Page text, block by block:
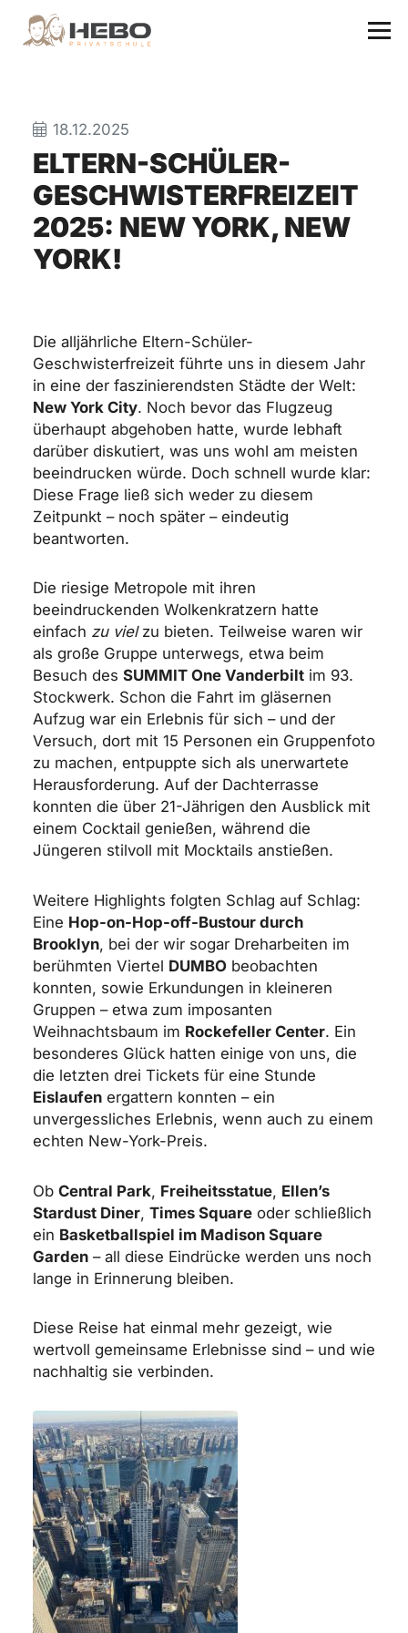
18.12.2025
ELTERN-SCHÜLER-
GESCHWISTERFREIZEIT
2025: NEW YORK, NEW
YORK!
Die alljährliche Eltern-Schüler-
Geschwisterfreizeit führte uns in diesem Jahr
in eine der faszinierendsten Städte der Welt:
New York City. Noch bevor das Flugzeug
überhaupt abgehoben hatte, wurde lebhaft
darüber diskutiert, was uns wohl am meisten
beeindrucken würde. Doch schnell wurde klar:
Diese Frage ließ sich weder zu diesem
Zeitpunkt – noch später – eindeutig
beantworten.
Die riesige Metropole mit ihren
beeindruckenden Wolkenkratzern hatte
einfach zu vielzu bieten. Teilweise waren wir
als große Gruppe unterwegs, etwa beim
Besuch des SUMMIT One Vanderbiltim 93.
Stockwerk. Schon die Fahrt im gläsernen
Aufzug war ein Erlebnis für sich – und der
Versuch, dort mit 15 Personen ein Gruppenfoto
zu machen, entpuppte sich als unerwartete
Herausforderung. Auf der Dachterrasse
konnten die über 21-Jährigen den Ausblick mit
einem Cocktail genießen, während die
Jüngeren stilvoll mit Mocktails anstießen.
Weitere Highlights folgten Schlag auf Schlag:
Eine Hop-on-Hop-off-Bustour durch
Brooklyn, bei der wir sogar Dreharbeiten im
berühmten Viertel DUMBObeobachten
konnten, sowie Erkundungen in kleineren
Gruppen – etwa zum imposanten
Weihnachtsbaum im Rockefeller Center. Ein
besonderes Glück hatten einige von uns, die
die letzten drei Tickets für eine Stunde
Eislaufenergattern konnten – ein
unvergessliches Erlebnis, wenn auch zu einem
echten New-York-Preis.
Ob Central Park, Freiheitsstatue, Ellen’s
Stardust Diner, Times Squareoder schließlich
ein Basketballspiel im Madison Square
Garden– all diese Eindrücke werden uns noch
lange in Erinnerung bleiben.
Diese Reise hat einmal mehr gezeigt, wie
wertvoll gemeinsame Erlebnisse sind – und wie
nachhaltig sie verbinden.